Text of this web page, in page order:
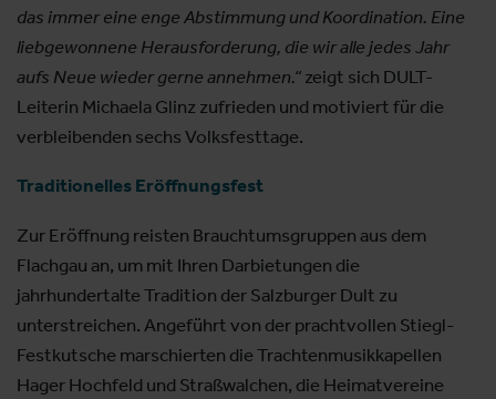
das immer eine enge Abstimmung und Koordination. Eine
liebgewonnene Herausforderung, die wir alle jedes Jahr
aufs Neue wieder gerne annehmen.“ zeigt sich DULT-
Leiterin Michaela Glinz zufrieden und motiviert für die
verbleibenden sechs Volksfesttage.
Traditionelles Eröffnungsfest
Zur Eröffnung reisten Brauchtumsgruppen aus dem
Flachgau an, um mit Ihren Darbietungen die
jahrhundertalte Tradition der Salzburger Dult zu
unterstreichen. Angeführt von der prachtvollen Stiegl-
Festkutsche marschierten die Trachtenmusikkapellen
Hager Hochfeld und Straßwalchen, die Heimatvereine